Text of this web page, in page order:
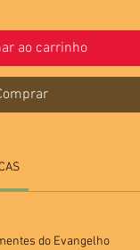
ao carrinho
do Evangelho